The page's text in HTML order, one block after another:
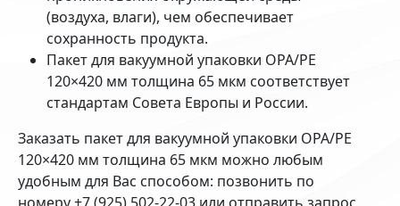
(воздуха, влаги), чем обеспечивает
сохранность продукта.
Пакет для вакуумной упаковки OPA/PE
120×420 мм толщина 65 мкм соответствует
стандартам Совета Европы и России.
Заказать пакет для вакуумной упаковки OPA/PE
120×420 мм толщина 65 мкм можно любым
удобным для Вас способом: позвонить по